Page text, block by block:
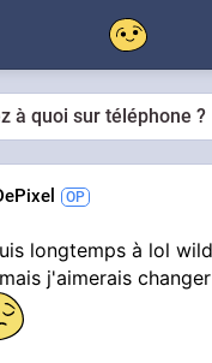
à quoi sur téléphone ?
longtemps à lol
j'aimerais